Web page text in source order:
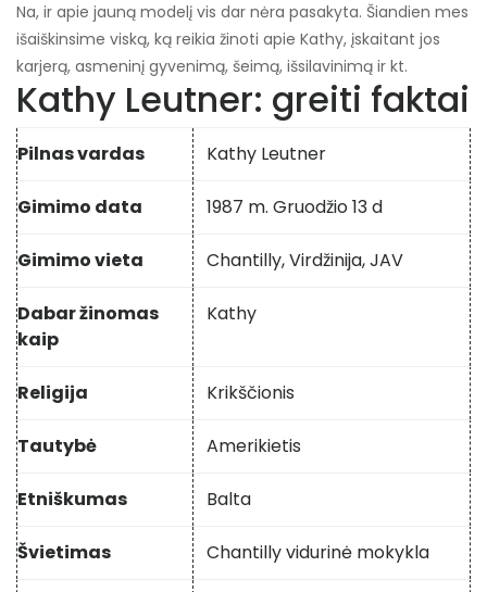
Na, ir apie jauną modelį vis dar nėra pasakyta. Šiandien mes
išaiškinsime viską, ką reikia žinoti apie Kathy, įskaitant jos
karjerą, asmeninį gyvenimą, šeimą, išsilavinimą ir kt.
Kathy Leutner: greiti faktai
Pilnas vardas Kathy Leutner
Gimimo data 1987 m. Gruodžio 13 d
Gimimo vieta Chantilly, Virdžinija, JAV
Dabar žinomas
kaip
Kathy
Religija Krikščionis
Tautybė Amerikietis
Etniškumas Balta
Švietimas Chantilly vidurinė mokykla